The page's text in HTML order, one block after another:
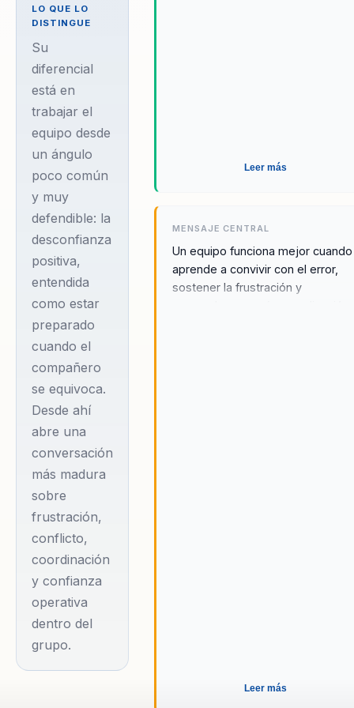
competitiva,
formación
universitaria y
lectura del juego
desde dentro y
fuera de la
cancha. Su
carrera
profesional
incluye pasos por
Chile, Santiago
Wanderers,
Universidad
Católica y Maccabi
Tel-Aviv, recorrido
que le dio una
mirada concreta
sobre exigencia,
coordinación,
error y
convivencia
dentro de un
equipo. Tras su
estudios y
desarrolló también
una faceta en
medios, sumando
LO QUE LO
DISTINGUE
Su
diferencial
está en
trabajar el
equipo desde
un ángulo
poco común
y muy
defendible: la
desconfianza
positiva,
entendida
como estar
preparado
cuando el
compañero
se equivoca.
Desde ahí
abre una
conversación
más madura
sobre
frustración,
conflicto,
coordinación
y confianza
operativa
dentro del
grupo.
Leer más
MENSAJE CENTRAL
Un equipo funciona mejor cuando
aprende a convivir con el error,
sostener la frustración y
Leer más